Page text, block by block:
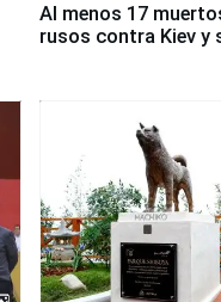
Al menos 17
rusos contra Kiev y